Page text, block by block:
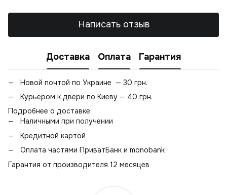
Написать отзыв
Доставка Оплата Гарантия
Новой почтой по Украине — 30 грн.
Курьером к двери по Киеву — 40 грн.
Подробнее о доставке
Наличными при получении
Кредитной картой
Оплата частями ПриватБанк и monobank
Гарантия от производителя 12 месяцев